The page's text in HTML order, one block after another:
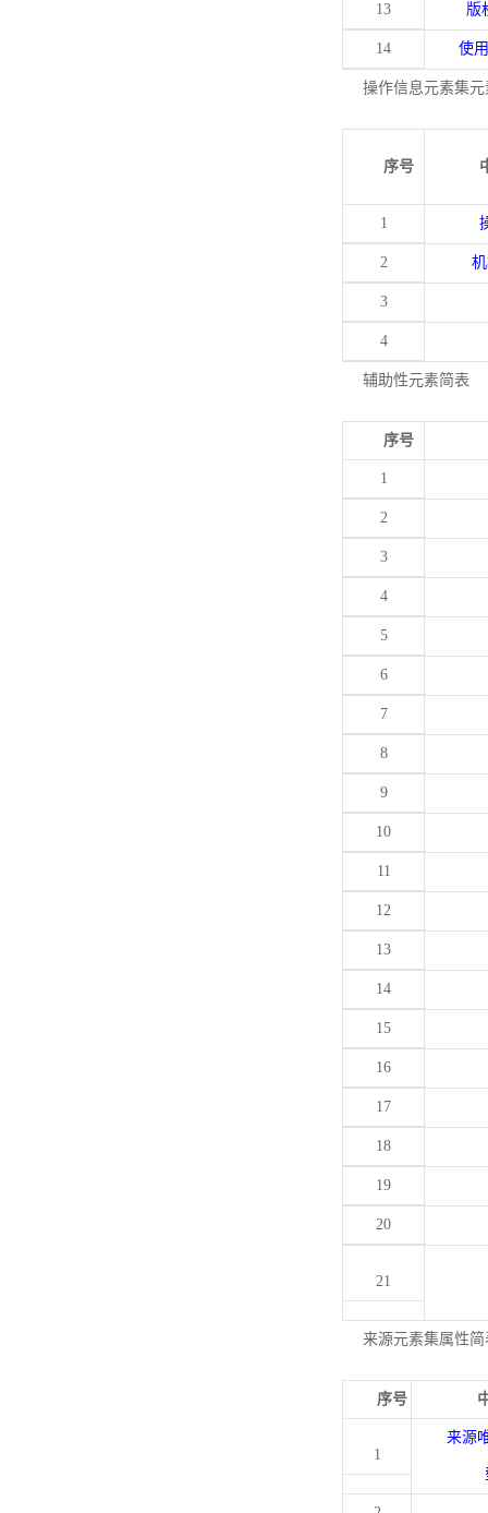
13 版
14 使
操作信息元素集
序号
1
2
3
4
辅助性元素简表
序号
1
2
3
4
5
6
7
8
9
10
11
12
13
14
15
16
17
18
19
20
21
来源元素集属性简
序号
1
来源